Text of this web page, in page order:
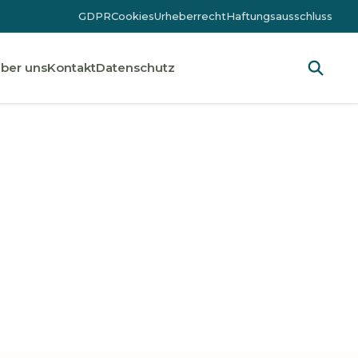
GDPRCookiesUrheberrechtHaftungsausschluss
unsKontaktDatenschutz